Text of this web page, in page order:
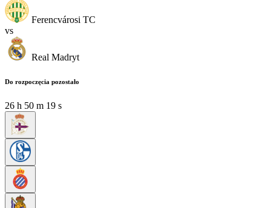
Ferencvárosi TC
vs
Real Madryt
Do rozpoczęcia pozostało
26 h 50 m 18 s